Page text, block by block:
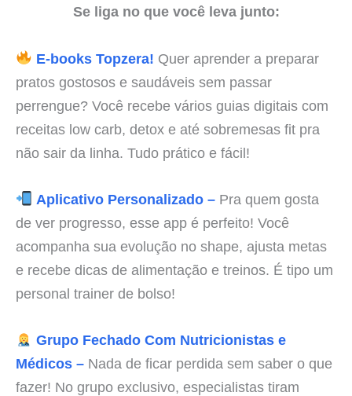
Se liga no que você leva junto:
E-books Topzera! Quer aprender a preparar
pratos gostosos e saudáveis sem passar
perrengue? Você recebe vários guias digitais com
receitas low carb, detox e até sobremesas fit pra
não sair da linha. Tudo prático e fácil!
Aplicativo Personalizado –Pra quem gosta
de ver progresso, esse app é perfeito! Você
acompanha sua evolução no shape, ajusta metas
e recebe dicas de alimentação e treinos. É tipo um
personal trainer de bolso!
Grupo Fechado Com Nutricionistas e
Médicos – Nada de ficar perdida sem saber o que
fazer! No grupo exclusivo, especialistas tiram